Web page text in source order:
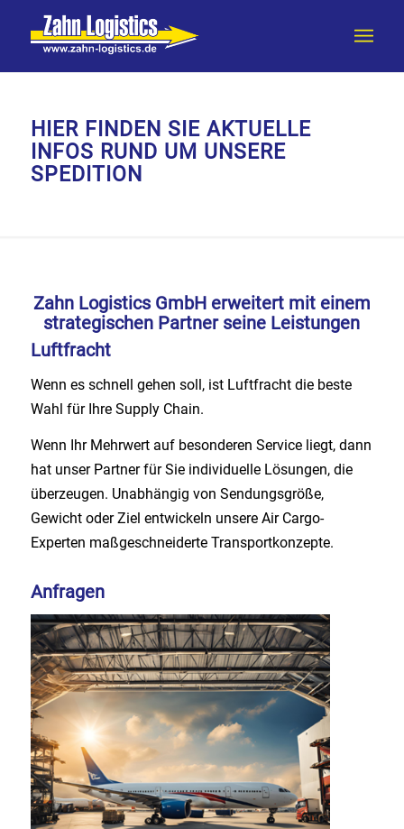
HIER FINDEN SIE AKTUELLE
INFOS RUND UM UNSERE
SPEDITION
Zahn Logistics GmbH erweitert mit einem
strategischen Partner seine Leistungen
Luftfracht
Wenn es schnell gehen soll, ist Luftfracht die beste
Wahl für Ihre Supply Chain.
Wenn Ihr Mehrwert auf besonderen Service liegt, dann
hat unser Partner für Sie individuelle Lösungen, die
überzeugen. Unabhängig von Sendungsgröße,
Gewicht oder Ziel entwickeln unsere Air Cargo-
Experten maßgeschneiderte Transportkonzepte.
Anfragen